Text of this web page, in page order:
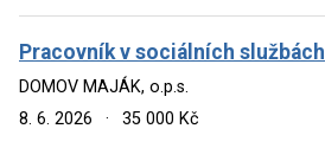
Pracovník v sociálních službách
DOMOV MAJÁK, o.p.s.
8. 6. 2026
· 35 000 Kč